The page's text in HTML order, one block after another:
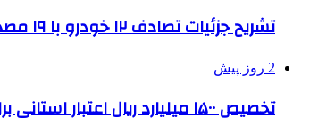
تشریح جزئیات تصادف ۱۲ خودرو با ۱۹ مصدوم
2 روز پیش
تخصیص ۱۵۰۰ میلیارد ریال اعتبار استانی برای ساماندهی بافت قدیم دزفول